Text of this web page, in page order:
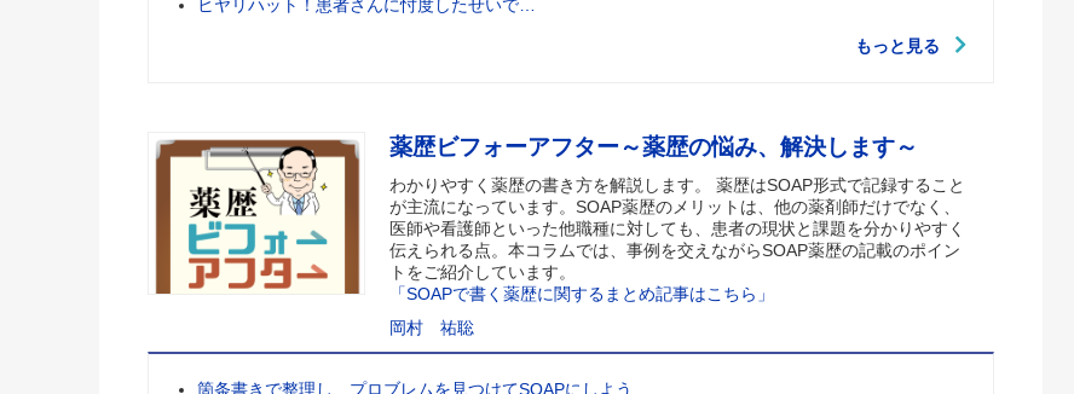
ヒヤリハット！患者さんに忖度したせいで…
もっと見る
薬歴ビフォーアフター～薬歴の悩み、解決します～
わかりやすく薬歴の書き方を解説します。 薬歴はSOAP形式で記録すること
が主流になっています。SOAP薬歴のメリットは、他の薬剤師だけでなく、
医師や看護師といった他職種に対しても、患者の現状と課題を分かりやすく
伝えられる点。本コラムでは、事例を交えながらSOAP薬歴の記載のポイン
トをご紹介しています。
「SOAPで書く薬歴に関するまとめ記事はこちら」
岡村 祐聡
箇条書きで整理し、プロブレムを見つけてSOAPにしよう